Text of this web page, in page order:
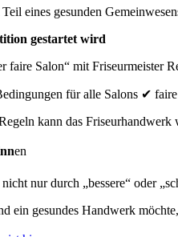
eines gesunden
gestartet wird
faire Salon“ mit Friseurmeister
für alle Salons ✔
kann das
en
nur durch „bessere“ oder
ein gesundes Handwerk